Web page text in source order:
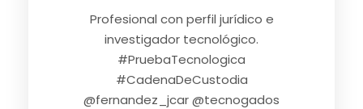
Profesional con perfil jurídico e
investigador tecnológico.
#PruebaTecnologica
#CadenaDeCustodia
@fernandez_jcar @tecnogados